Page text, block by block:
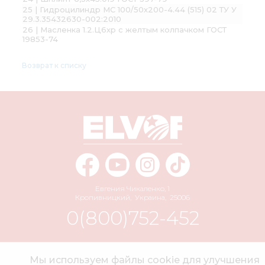
25 | Гидроцилиндр МС 100/50х200-4.44 (515) 02 ТУ У
29.3.35432630-002:2010
26 | Масленка 1.2.Ц6хр с желтым колпачком ГОСТ
19853-74
Возврат к списку
Евгения Чикаленко, 1
Кропивницкий
Украина 25006
0(800)752-452
info@elvorti.com
Мы используем файлы cookie для улучшения